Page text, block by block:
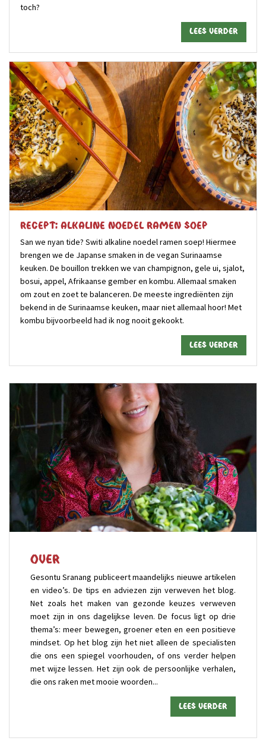
toch?
Lees verder
Recept: Alkaline Noedel Ramen Soep
San we nyan tide? Switi alkaline noedel ramen soep! Hiermee
brengen we de Japanse smaken in de vegan Surinaamse
keuken. De bouillon trekken we van champignon, gele ui, sjalot,
bosui, appel, Afrikaanse gember en kombu. Allemaal smaken
om zout en zoet te balanceren. De meeste ingrediënten zijn
bekend in de Surinaamse keuken, maar niet allemaal hoor! Met
kombu bijvoorbeeld had ik nog nooit gekookt.
Lees verder
Over
Gesontu Sranang publiceert maandelijks nieuwe artikelen
en video’s. De tips en adviezen zijn verweven het blog.
Net zoals het maken van gezonde keuzes verweven
moet zijn in ons dagelijkse leven. De focus ligt op drie
thema’s: meer bewegen, groener eten en een positieve
mindset. Op het blog zijn het niet alleen de specialisten
die ons een spiegel voorhouden, of ons verder helpen
met wijze lessen. Het zijn ook de persoonlijke verhalen,
die ons raken met mooie woorden...
Lees verder